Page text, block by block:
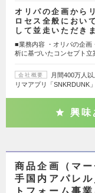
オリパの企画から
ロセス全般におい
して並走いただき
■業務内容 ・オリパの企画
析に基づいたコンセプト立
会社概要
月間400万人
リマアプリ「SNKRDUNK
興味
商品企画（マ
手国内アパレ
トフォーム事